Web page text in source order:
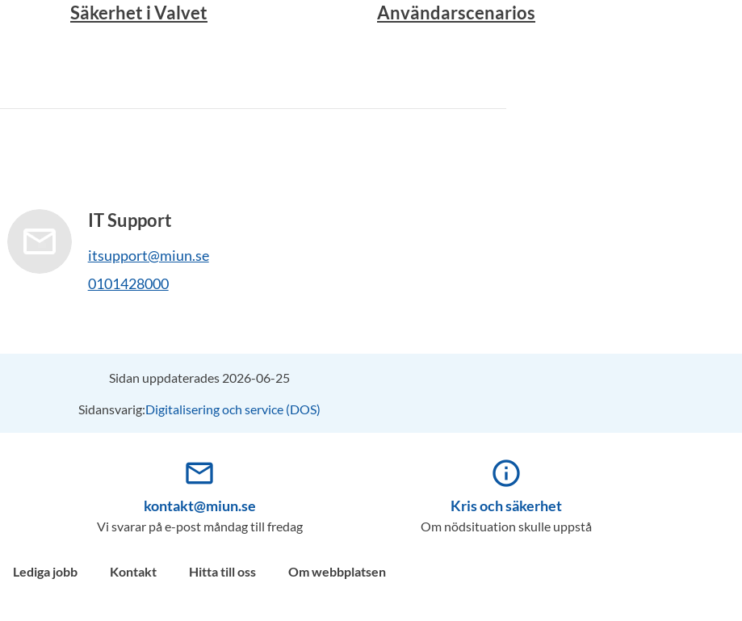
Säkerhet i Valvet Användarscenarios
IT Support
itsupport@miun.se
0101428000
Sidan uppdaterades 2026-06-25
Sidansvarig:Digitalisering och service (DOS)
mail_outline
kontakt@miun.se
Vi svarar på e-post måndag till fredag
info_outline
Kris och säkerhet
Om nödsituation skulle uppstå
Lediga jobb Kontakt Hitta till oss Om webbplatsen